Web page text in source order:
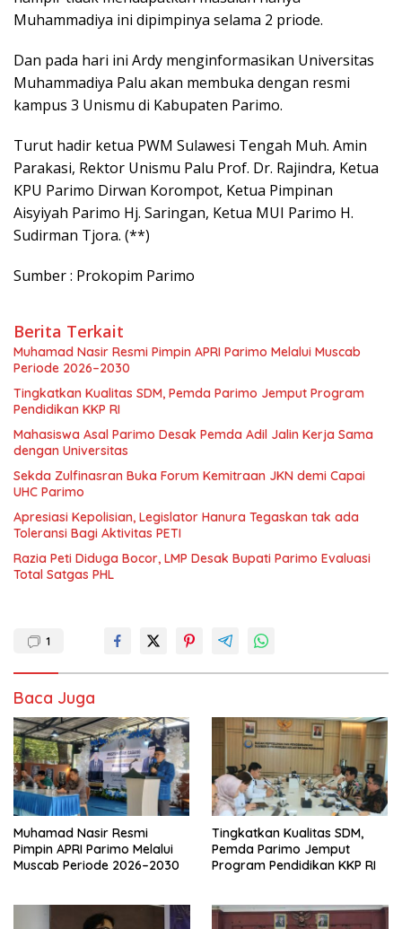
Muhammadiya ini dipimpinya selama 2 priode.
Dan pada hari ini Ardy menginformasikan Universitas
Muhammadiya Palu akan membuka dengan resmi
kampus 3 Unismu di Kabupaten Parimo.
Turut hadir ketua PWM Sulawesi Tengah Muh. Amin
Parakasi, Rektor Unismu Palu Prof. Dr. Rajindra, Ketua
KPU Parimo Dirwan Korompot, Ketua Pimpinan
Aisyiyah Parimo Hj. Saringan, Ketua MUI Parimo H.
Sudirman Tjora. (**)
Sumber : Prokopim Parimo
Berita Terkait
Muhamad Nasir Resmi Pimpin APRI Parimo Melalui Muscab
Periode 2026–2030
Tingkatkan Kualitas SDM, Pemda Parimo Jemput Program
Pendidikan KKP RI
Mahasiswa Asal Parimo Desak Pemda Adil Jalin Kerja Sama
dengan Universitas
Sekda Zulfinasran Buka Forum Kemitraan JKN demi Capai
UHC Parimo
Apresiasi Kepolisian, Legislator Hanura Tegaskan tak ada
Toleransi Bagi Aktivitas PETI
Razia Peti Diduga Bocor, LMP Desak Bupati Parimo Evaluasi
Total Satgas PHL
1
Baca Juga
Muhamad Nasir Resmi
Pimpin APRI Parimo Melalui
Muscab Periode 2026–2030
Tingkatkan Kualitas SDM,
Pemda Parimo Jemput
Program Pendidikan KKP RI